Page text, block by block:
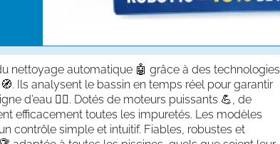
nettoyage automatique 🤖 grâce à des technologies
Ils analysent le bassin en temps réel pour garantir
d’eau 🏊‍♂️. Dotés de moteurs puissants 💪, de
efficacement toutes les impuretés. Les modèles
contrôle simple et intuitif. Fiables, robustes et